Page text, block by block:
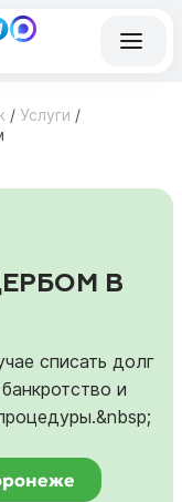
/ Услуги /
В
списать долг
и